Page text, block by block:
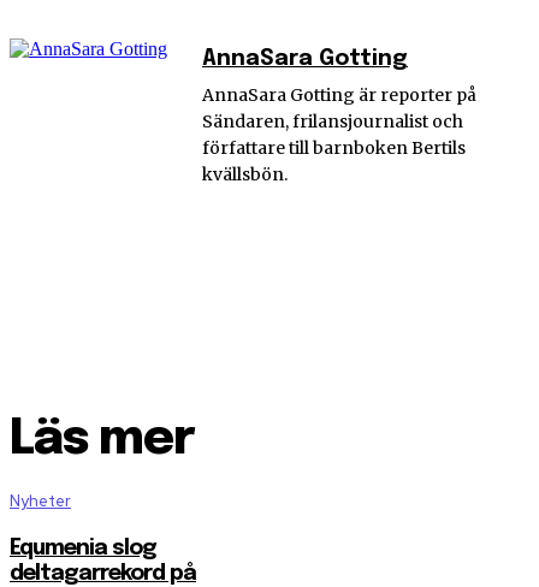
AnnaSara Gotting
AnnaSara Gotting är reporter på
Sändaren, frilansjournalist och
författare till barnboken Bertils
kvällsbön.
Läs mer
Nyheter
Equmenia slog
deltagarrekord på